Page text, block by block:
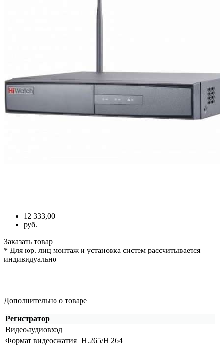
12 333,00
руб.
Заказать товар
* Для юр. лиц монтаж и установка систем рассчитывается
индивидуально
Дополнительно о товаре
Регистратор
Видео/аудиовход
Формат видеосжатия H.265/H.264